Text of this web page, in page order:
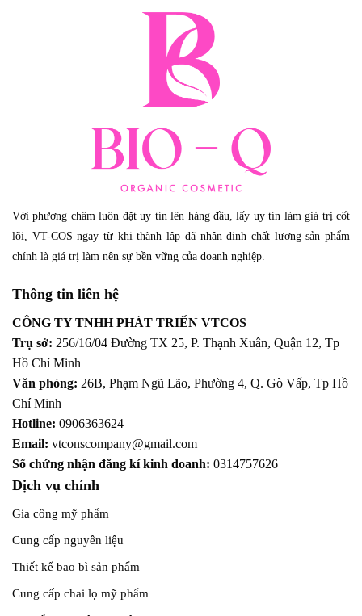
Với phương châm luôn đặt uy tín lên hàng đầu, lấy uy tín làm giá trị cốt
lõi, VT-COS ngay từ khi thành lập đã nhận định chất lượng sản phẩm
chính là giá trị làm nên sự bền vững của doanh nghiệp.
Thông tin liên hệ
CÔNG TY TNHH PHÁT TRIỂN VTCOS
Trụ sở: 256/16/04 Đường TX 25, P. Thạnh Xuân, Quận 12, Tp
Hồ Chí Minh
Văn phòng: 26B, Phạm Ngũ Lão, Phường 4, Q. Gò Vấp, Tp Hồ
Chí Minh
Hotline: 0906363624
Email: vtconscompany@gmail.com
Số chứng nhận đăng kí kinh doanh: 0314757626
Dịch vụ chính
Gia công mỹ phẩm
Cung cấp nguyên liệu
Thiết kế bao bì sản phẩm
Cung cấp chai lọ mỹ phẩm